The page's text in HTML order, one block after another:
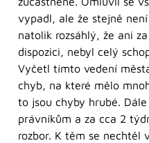
vypadl, ale že stejně
natolik rozsáhlý, že ani
dispozici, nebyl celý
Vyčetl tímto vedení
chyb, na které mělo
to jsou chyby hrubé.
právníkům a za cca 2
rozbor. K těm se nechtěl